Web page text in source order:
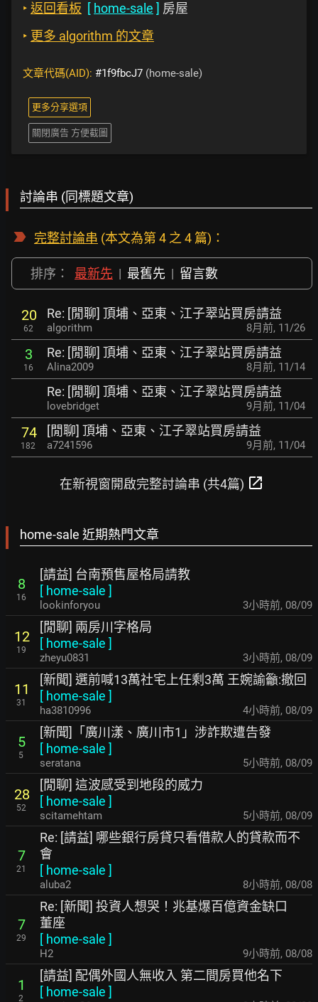
‣ 返回看板 [ home-sale ] 房屋
‣ 更多 algorithm 的文章
文章代碼(AID): #1f9fbcJ7 (home-sale)
更多分享選項
關閉廣告 方便截圖
討論串 (同標題文章)
完整討論串 (本文為第 4 之 4 篇)：
排序： 最新先 | 最舊先 | 留言數
20
62
Re: [閒聊] 頂埔、亞東、江子翠站買房請益
algorithm 8月前, 11/26
3
16
Re: [閒聊] 頂埔、亞東、江子翠站買房請益
Alina2009 8月前, 11/14
Re: [閒聊] 頂埔、亞東、江子翠站買房請益
lovebridget 9月前, 11/04
74
182
[閒聊] 頂埔、亞東、江子翠站買房請益
a7241596 9月前, 11/04
在新視窗開啟完整討論串 (共4篇) open_in_new
home-sale 近期熱門文章
8
16
[請益] 台南預售屋格局請教
[ home-sale ]
lookinforyou 3小時前, 08/09
12
19
[閒聊] 兩房川字格局
[ home-sale ]
zheyu0831 3小時前, 08/09
11
31
[新聞] 選前喊13萬社宅上任剩3萬 王婉諭籲:撤回
[ home-sale ]
ha3810996 4小時前, 08/09
5
5
[新聞]「廣川漾、廣川市1」涉詐欺遭告發
[ home-sale ]
seratana 5小時前, 08/09
28
52
[閒聊] 這波感受到地段的威力
[ home-sale ]
scitamehtam 5小時前, 08/09
7
21
Re: [請益] 哪些銀行房貸只看借款人的貸款而不
會
[ home-sale ]
aluba2 8小時前, 08/08
7
29
Re: [新聞] 投資人想哭！兆基爆百億資金缺口
董座
[ home-sale ]
H2 9小時前, 08/08
1
2
[請益] 配偶外國人無收入 第二間房買他名下
[ home-sale ]